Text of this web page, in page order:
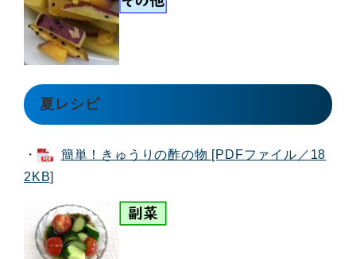
夏レシピ
・
簡単！きゅうりの酢の物 [PDFファイル／18
2KB]